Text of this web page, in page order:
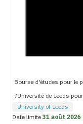
Bourse d'études pour le
l'Université de Leeds
University of Leeds
Date limite31 août 2026